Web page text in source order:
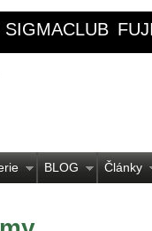
SIGMACLUB
BLOG Články